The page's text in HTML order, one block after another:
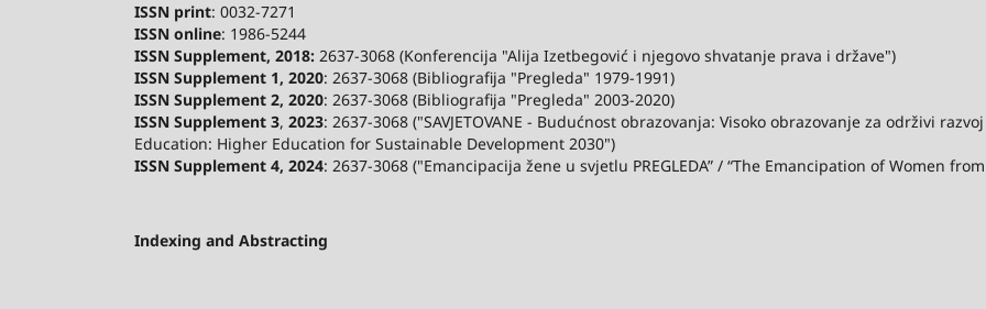
ISSN print: 0032-7271
ISSN online: 1986-5244
ISSN Supplement, 2018: 2637-3068 (Konferencija "Alija Izetbegović i njegovo shvatanje prava i države")
ISSN Supplement 1, 2020: 2637-3068 (Bibliografija "Pregleda" 1979-1991)
ISSN Supplement 2, 2020: 2637-3068 (Bibliografija "Pregleda" 2003-2020)
ISSN Supplement 3, 2023: 2637-3068 ("SAVJETOVANE - Budućnost obrazovanja: Visoko obrazovanje za održivi
Education: Higher Education for Sustainable Development 2030")
ISSN Supplement 4, 2024: 2637-3068 ("Emancipacija žene u svjetlu PREGLEDA” / “The Emancipation of Women
Indexing and Abstracting